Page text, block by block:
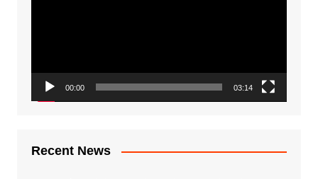
00:00 03:14
Recent News